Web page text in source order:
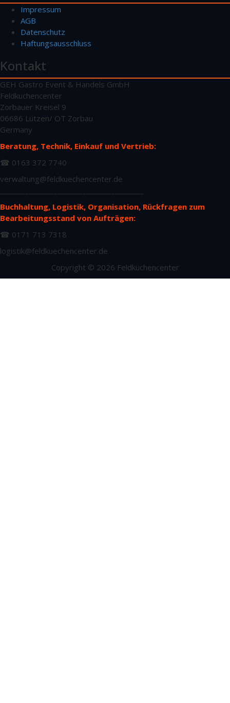
Impressum
AGB
Datenschutz
Haftungsausschluss
Kontakt
GEH Gastro Event & Handels GmbH
Feldküchencenter
Zorbauer Kreisel 9
06686 Lützen/ OT Zorbau
Germany
Beratung, Technik, Einkauf und Vertrieb:
☎ 0163 372 7740
verwaltung@feldkuechencenter.de
Buchhaltung, Logistik, Organisation, Rückfragen zum
Bearbeitungsstand von Aufträgen:
☎ 0171 713 7318
logistik@feldkuechencenter.de
Copyright © 2026 Feldküchencenter